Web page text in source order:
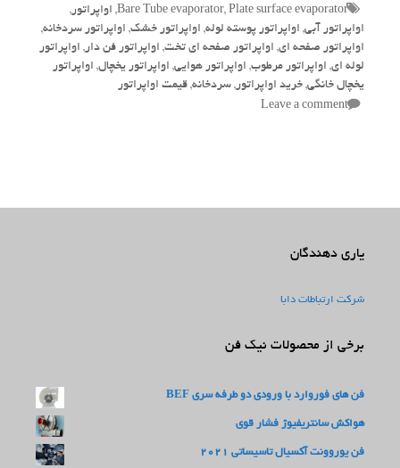
Tags
Bare Tube evaporator, Plate surface evaporator
, اواپراتور ,
اواپراتور آبی, اواپراتور پوسته لوله, اواپراتور خشک, اواپراتور سردخانه,
اواپراتور صفحه ای, اواپراتور صفحه ای تخت, اواپراتور فن دار , اواپراتور
لوله ای, اواپراتور مرطوب, اواپراتور هوایی, اواپراتور یخچال, اواپراتور
یخچال خانگی, خرید اواپراتور , سردخانه, قیمت اواپراتور
Leave a comment
یاری دهندگان
شرکت ارتباطات دابا
برخی از محصولات نیک فن
فن های فوروارد با ورودی دو طرفه سری BEF
هواکش سانتریفیوژ فشار قوی
فن یوروونت آکسیال تاسیساتی 2021